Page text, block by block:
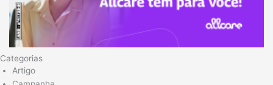
Categorias
Artigo